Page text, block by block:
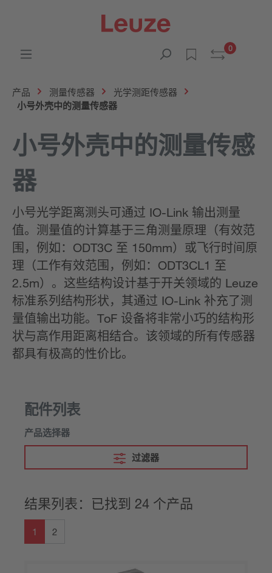
0
产品 测量传感器
光学测距传感器
小号外壳中的测量传感器
小号外壳中的测量传感
器
小号光学距离测头可通过 IO-Link 输出测量
值。测量值的计算基于三角测量原理（有效范
围，例如：ODT3C 至 150mm）或飞行时间原
理（工作有效范围，例如：ODT3CL1 至
2.5m）。这些结构设计基于开关领域的 Leuze
标准系列结构形状，其通过 IO-Link 补充了测
量值输出功能。ToF 设备将非常小巧的结构形
状与高作用距离相结合。该领域的所有传感器
都具有极高的性价比。
配件列表
产品选择器
过滤器
结果列表：已找到 24 个产品
1 2